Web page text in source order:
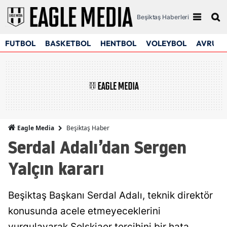
Beşiktaş Haberleri
FUTBOL BASKETBOL HENTBOL VOLEYBOL
Eagle Media Beşiktaş Haber
Serdal Adalı’dan Sergen
Yalçın kararı
Beşiktaş Başkanı Serdal Adalı, teknik direktör
konusunda acele etmeyeceklerini